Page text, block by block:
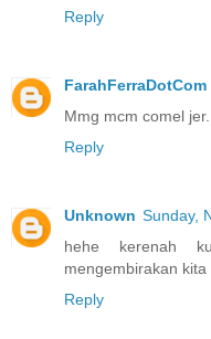
Reply
FarahFerraDotCom
Mmg mcm comel
Reply
Unknown Sunday,
hehe kerenah
mengembirakan
Reply